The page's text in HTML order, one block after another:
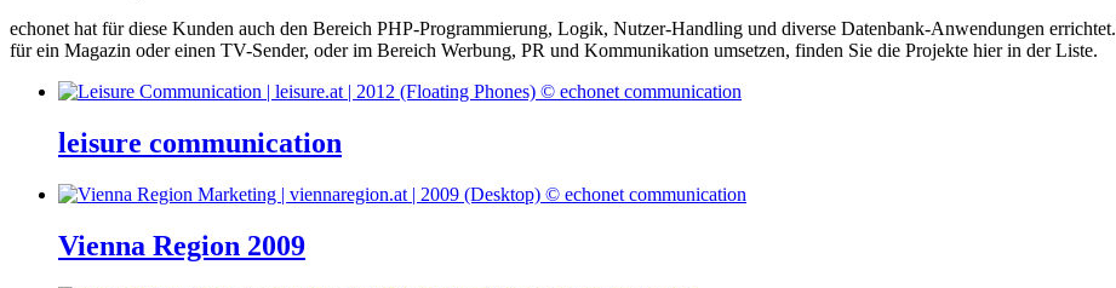
echonet hat für diese Kunden auch den Bereich PHP-Programmierung, Logik, Nutzer-Handling und diverse Datenbank-Anwendungen errichtet.
für ein Magazin oder einen TV-Sender, oder im Bereich Werbung, PR und Kommunikation umsetzen, finden Sie die Projekte hier in der Liste.
leisure communication
Vienna Region 2009